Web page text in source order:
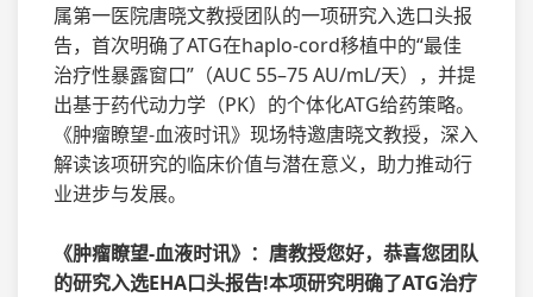
属第一医院唐晓文教授团队的一项研究入选口头报
告，首次明确了ATG在haplo-cord移植中的“最佳
治疗性暴露窗口”（AUC 55–75 AU/mL/天），并提
出基于药代动力学（PK）的个体化ATG给药策略。
《肿瘤瞭望-血液时讯》现场特邀唐晓文教授，深入
解读该项研究的临床价值与潜在意义，助力推动行
业进步与发展。
《肿瘤瞭望-血液时讯》：唐教授您好，恭喜您团队
的研究入选EHA口头报告!本项研究明确了ATG治疗